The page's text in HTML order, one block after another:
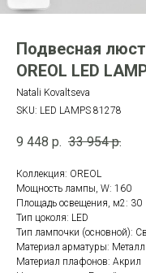
Подвесная
OREOL LED
Natali Kovaltseva
SKU: LED LAMPS 81278
9 448 р. 33 954 р.
Коллекция: OREOL
Мощность лампы, W: 160
Площадь освещения, м2: 30
Тип цоколя: LED
Тип лампочки (основной):
Материал арматуры: Металл
Материал плафонов: Акрил